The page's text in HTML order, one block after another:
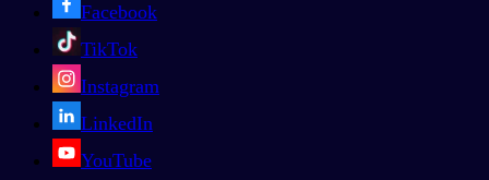
Facebook
TikTok
Instagram
LinkedIn
YouTube